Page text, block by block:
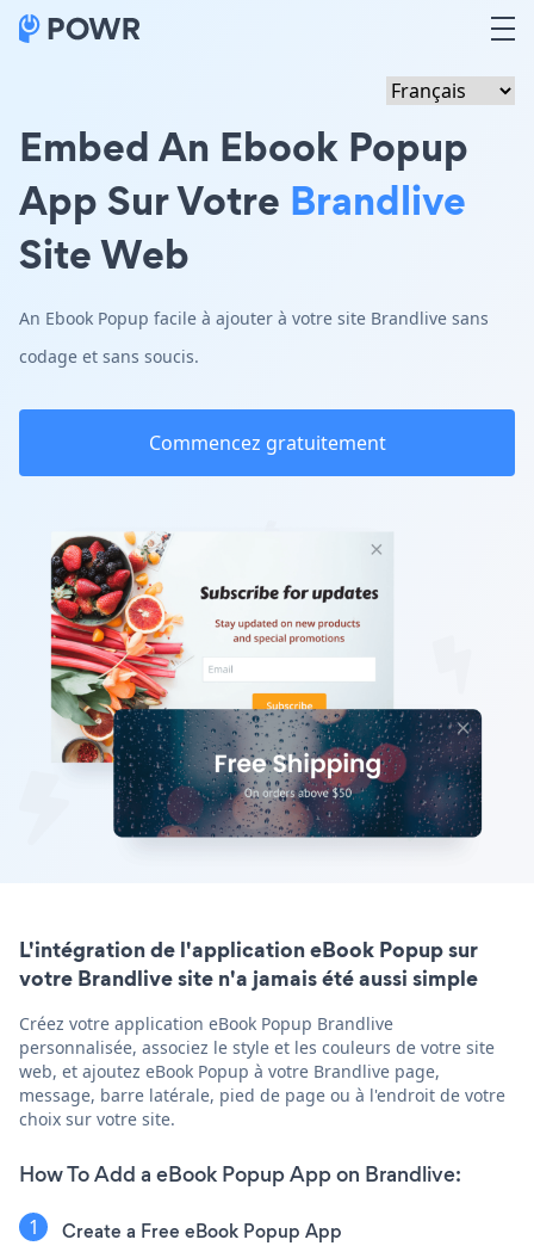
Embed An Ebook Popup
App Sur Votre Brandlive
Site Web
An Ebook Popup facile à ajouter à votre site Brandlive sans
codage et sans soucis.
Commencez gratuitement
L'intégration de l'application eBook Popup sur
votre Brandlive site n'a jamais été aussi simple
Créez votre application eBook Popup Brandlive
personnalisée, associez le style et les couleurs de votre site
web, et ajoutez eBook Popup à votre Brandlive page,
message, barre latérale, pied de page ou à l'endroit de votre
choix sur votre site.
How To Add a eBook Popup App on Brandlive:
Create a Free eBook Popup App